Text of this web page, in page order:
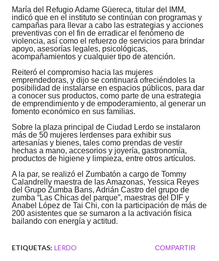
María del Refugio Adame Güereca, titular del IMM,
indicó que en el instituto se continúan con programas y
campañas para llevar a cabo las estrategias y acciones
preventivas con el fin de erradicar el fenómeno de
violencia, así como el refuerzo de servicios para brindar
apoyo, asesorías legales, psicológicas,
acompañamientos y cualquier tipo de atención.
Reiteró el compromiso hacia las mujeres
emprendedoras, y dijo se continuará ofreciéndoles la
posibilidad de instalarse en espacios públicos, para dar
a conocer sus productos, como parte de una estrategia
de emprendimiento y de empoderamiento, al generar un
fomento económico en sus familias.
Sobre la plaza principal de Ciudad Lerdo se instalaron
más de 50 mujeres lerdenses para exhibir sus
artesanías y bienes, tales como prendas de vestir
hechas a mano, accesorios y joyería, gastronomía,
productos de higiene y limpieza, entre otros artículos.
A la par, se realizó el Zumbatón a cargo de Tommy
Calandrelly maestra de las Amazonas, Yessica Reyes
del Grupo Zumba Bans, Adrián Castro del grupo de
zumba “Las Chicas del parque”, maestras del DIF y
Anabel López de Tai Chi, con la participación de más de
200 asistentes que se sumaron a la activación física
bailando con energía y actitud.
ETIQUETAS: LERDO COMPARTIR